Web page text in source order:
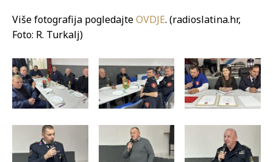
Više fotografija pogledajteOVDJE. (radioslatina.hr,
Foto: R. Turkalj)